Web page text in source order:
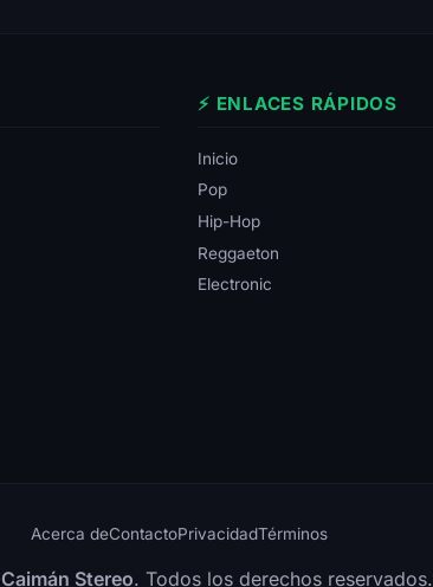
⚡ ENLACES RÁPIDOS
Inicio
Pop
Hip-Hop
Reggaeton
Electronic
Acerca deContactoPrivacidadTérminos
Caimán Stereo. Todos los derechos reservados.